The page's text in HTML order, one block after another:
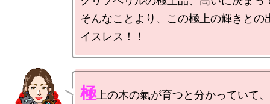
そんなことより、この極上の輝きとの
極 上の木の氣が育つと分かっていて、